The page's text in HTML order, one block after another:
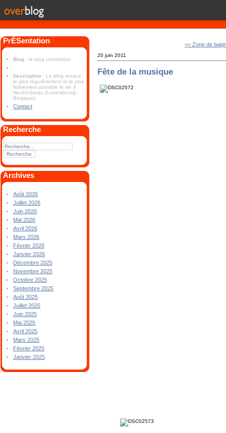
PrÉSentation
Blog : le blog chestrolais
Description : Le blog retrace
le plus régulièrement et le plus
fidèlement possible la vie à
Neufchâteau (Luxembourg-
Belgique).
Contact
Recherche
Archives
Août 2026
Juillet 2026
Juin 2026
Mai 2026
Avril 2026
Mars 2026
Février 2026
Janvier 2026
Décembre 2025
Novembre 2025
Octobre 2025
Septembre 2025
Août 2025
Juillet 2025
Juin 2025
Mai 2025
Avril 2025
Mars 2025
Février 2025
Janvier 2025
<< Zone de
20 juin 2011
Fête de la musique